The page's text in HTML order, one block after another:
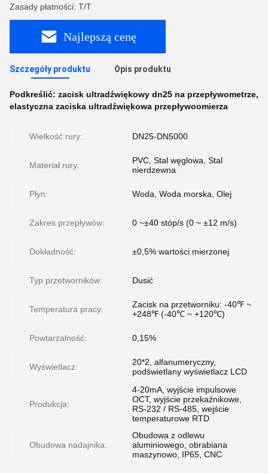
Zasady płatności: T/T
Najlepszą cenę
Szczegóły produktu Opis produktu
Podkreślić: zacisk ultradźwiękowy dn25 na przepływometrze,
elastyczna zaciska ultradźwiękowa przepływoomierza
Wielkość rury: DN25-DN5000
Materiał rury:
PVC, Stal węglowa, Stal
nierdzewna
Płyn: Woda, Woda morska, Olej
Zakres przepływów: 0 ~±40 stóp/s (0 ~ ±12 m/s)
Dokładność: ±0,5% wartości mierzonej
Typ przetworników: Dusić
Temperatura pracy:
Zacisk na przetworniku: -40℉ ~
+248℉ (-40℃ ~ +120℃)
Powtarzalność: 0,15%
Wyświetlacz:
20*2, alfanumeryczny,
podświetlany wyświetlacz LCD
Produkcja:
4-20mA, wyjście impulsowe
OCT, wyjście przekaźnikowe,
RS-232 / RS-485, wejście
temperaturowe RTD
Obudowa nadajnika:
Obudowa z odlewu
aluminiowego, obrabiana
maszynowo, IP65, CNC